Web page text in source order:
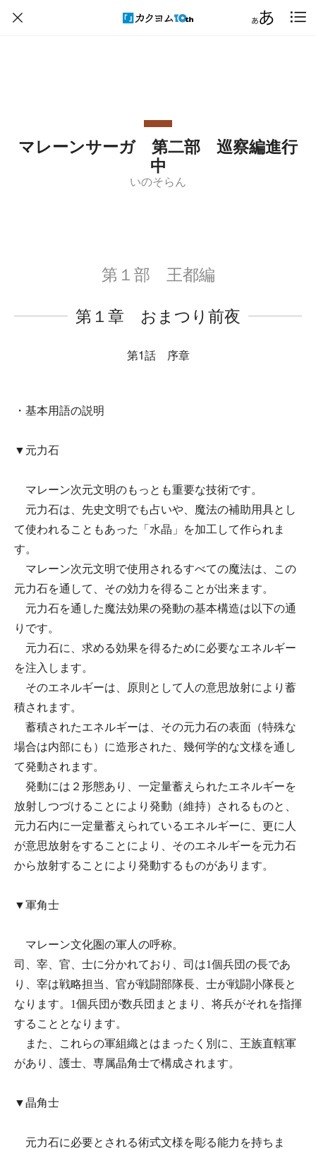
マレーンサーガ 第二部 巡察編進行
中
いのそらん
第１部 王都編
第１章 おまつり前夜
第1話 序章
・基本用語の説明
▼元力石
マレーン次元文明のもっとも重要な技術です。
元力石は、先史文明でも占いや、魔法の補助用具とし
て使われることもあった「水晶」を加工して作られま
す。
マレーン次元文明で使用されるすべての魔法は、この
元力石を通して、その効力を得ることが出来ます。
元力石を通した魔法効果の発動の基本構造は以下の通
りです。
元力石に、求める効果を得るために必要なエネルギー
を注入します。
そのエネルギーは、原則として人の意思放射により蓄
積されます。
蓄積されたエネルギーは、その元力石の表面（特殊な
場合は内部にも）に造形された、幾何学的な文様を通し
て発動されます。
発動には２形態あり、一定量蓄えられたエネルギーを
放射しつづけることにより発動（維持）されるものと、
元力石内に一定量蓄えられているエネルギーに、更に人
が意思放射をすることにより、そのエネルギーを元力石
から放射することにより発動するものがあります。
▼軍角士
マレーン文化圏の軍人の呼称。
司、宰、官、士に分かれており、司は1個兵団の長であ
り、宰は戦略担当、官が戦闘部隊長、士が戦闘小隊長と
なります。1個兵団が数兵団まとまり、将兵がそれを指揮
することとなります。
また、これらの軍組織とはまったく別に、王族直轄軍
があり、護士、専属晶角士で構成されます。
▼晶角士
元力石に必要とされる術式文様を彫る能力を持ちま